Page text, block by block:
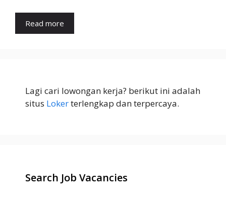
Read more
Lagi cari lowongan kerja? berikut ini adalah
situs Lokerterlengkap dan terpercaya.
Search Job Vacancies